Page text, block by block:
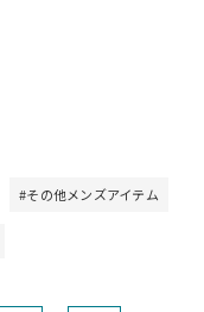
#その他メンズアイテム